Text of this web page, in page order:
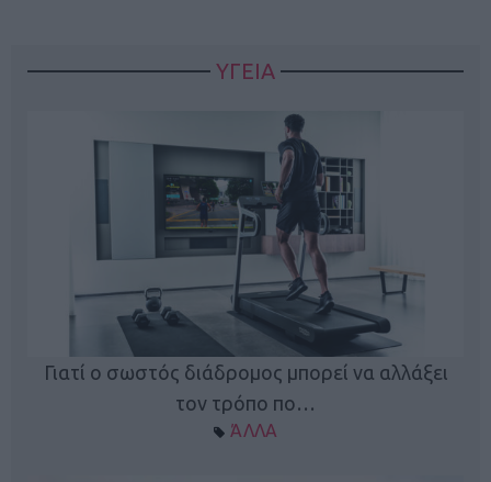
ΥΓΕΙΑ
Γιατί ο σωστός διάδρομος μπορεί να αλλάξει
τον τρόπο πο…
ΆΛΛΑ